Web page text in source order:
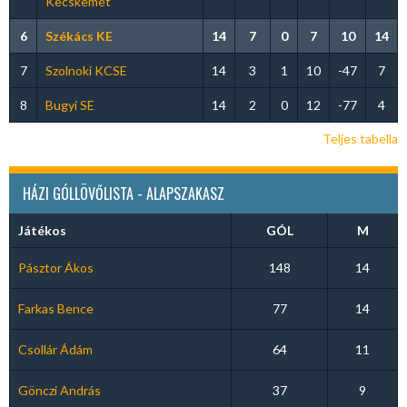
6 Székács KE 14 7 0 7 10 14
7 Szolnoki KCSE 14 3 1 10 -47 7
8 Bugyi SE 14 2 0 12 -77 4
Teljes tabella
HÁZI GÓLLÖVŐLISTA - ALAPSZAKASZ
Játékos GÓL M
Pásztor Ákos 148 14
Farkas Bence 77 14
Csollár Ádám 64 11
Gönczi András 37 9